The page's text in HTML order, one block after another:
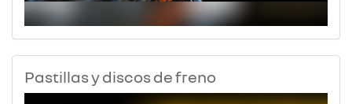
Pastillas y discos de freno